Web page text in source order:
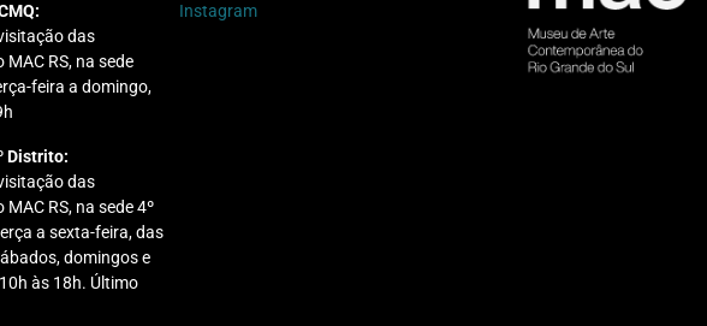
das
MAC RS, na sede
feira a domingo,
Distrito:
das
RS, na sede 4º
a sexta-feira, das
domingos e
às 18h. Último
Instagram